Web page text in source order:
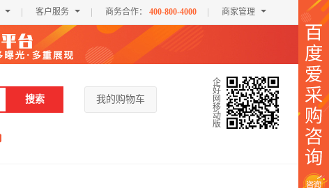
客户服务 商务合作： 400-800-4000 商家管理
搜索 我的购物车
企
好
网
移
动
版